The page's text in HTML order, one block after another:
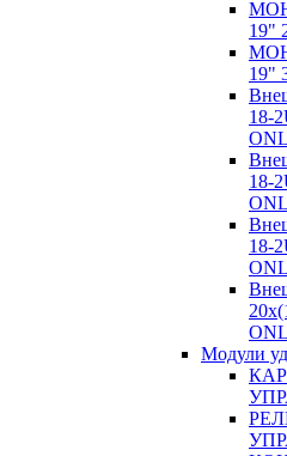
19"
19"
18-
18-
18-
Модули